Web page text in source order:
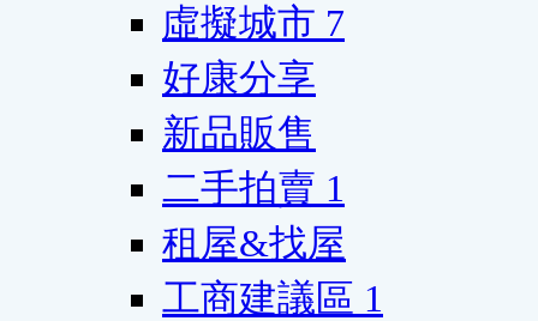
虛擬城市 7
好康分享
新品販售
二手拍賣 1
租屋&找屋
工商建議區 1